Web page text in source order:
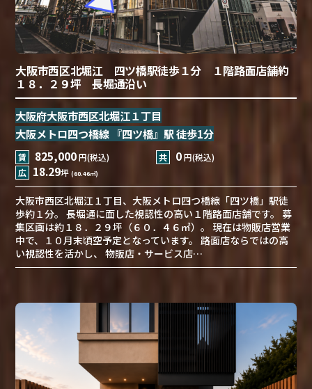
大阪市西区北堀江 四ツ橋駅徒歩１分 １階路面店舗約
１８．２９坪 長堀通沿い
大阪府大阪市西区北堀江１丁目
大阪メトロ四つ橋線 『四ツ橋』駅 徒歩1分
賃 825,000円(税込) 共 0円(税込)
広 18.29坪(60.46㎡)
大阪市西区北堀江１丁目、大阪メトロ四つ橋線「四ツ橋」駅徒
歩約１分。 長堀通に面した視認性の高い１階路面店舗です。 募
集区画は約１８．２９坪（６０．４６㎡）。 現在は物販店営業
中で、１０月末頃空予定となっています。 路面店ならではの高
い視認性を活かし、 物販店・サービス店…